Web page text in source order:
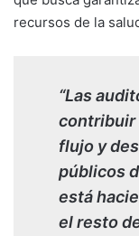
recursos de la
“Las
contribuir
flujo y
públicos
está
el resto